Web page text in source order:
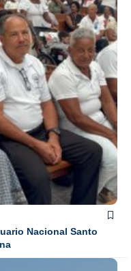
Nacional Santo